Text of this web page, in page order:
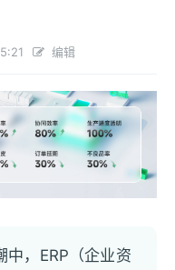
编辑
中，ERP（企业资